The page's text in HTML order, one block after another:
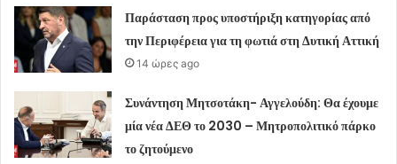
Παράσταση προς υποστήριξη κατηγορίας από
την Περιφέρεια για τη φωτιά στη Δυτική Αττική
14 ώρες ago
Συνάντηση Μητσοτάκη- Αγγελούδη: Θα έχουμε
μία νέα ΔΕΘ το 2030 – Μητροπολιτικό πάρκο
το ζητούμενο